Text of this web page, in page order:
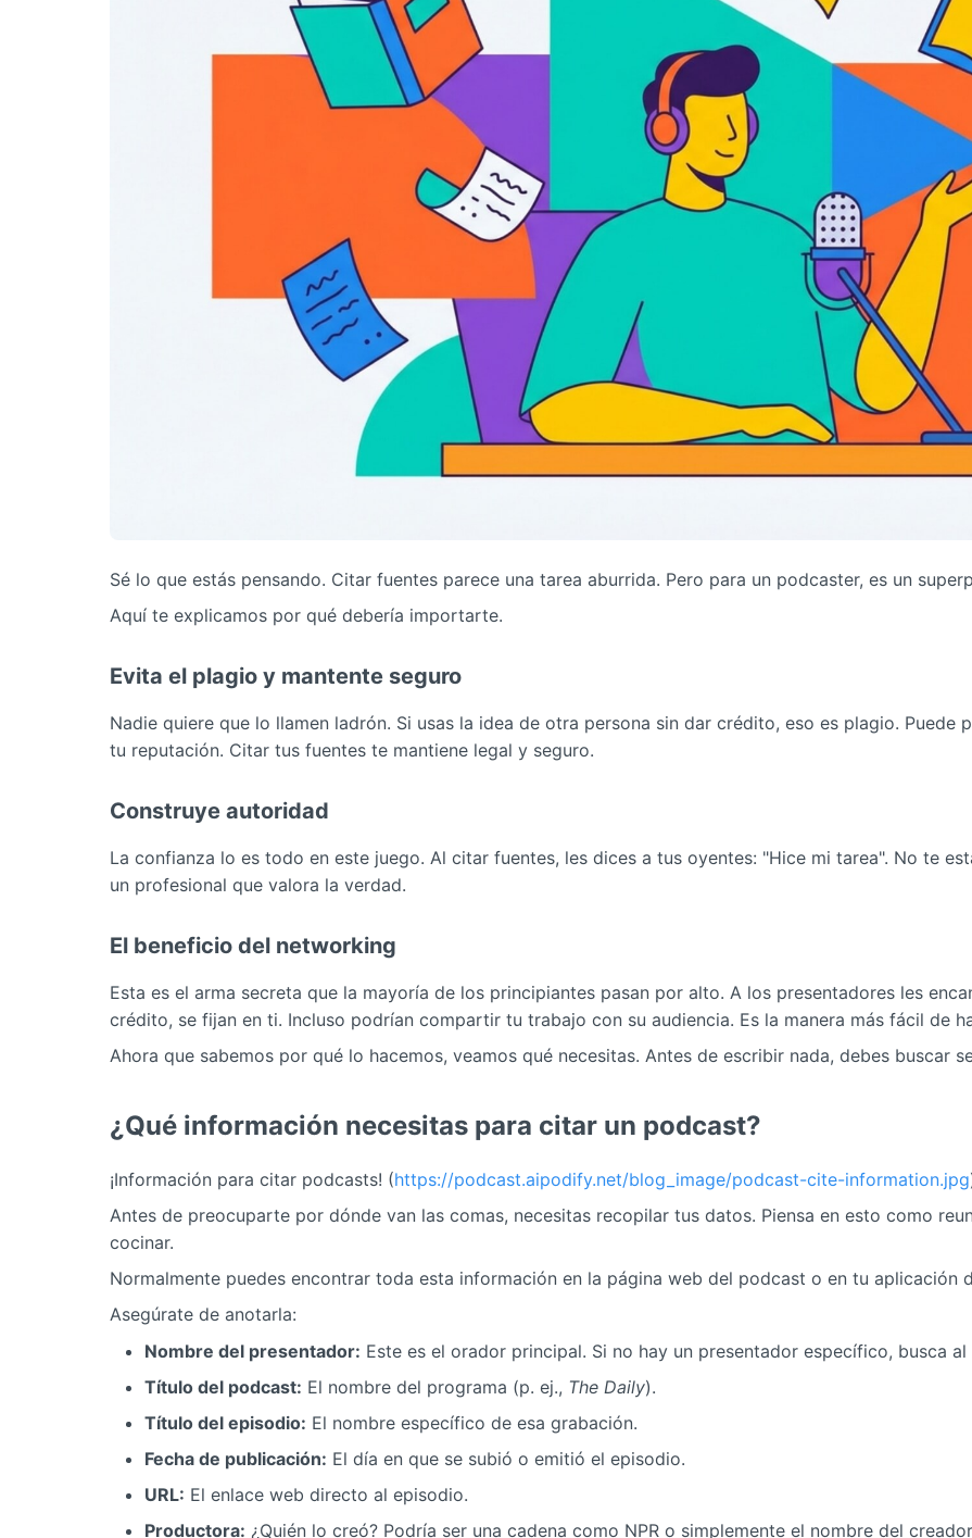
Sé lo que estás pensando. Citar fuentes parece una tarea aburrida. Pero para un podcaster, es un
Aquí te explicamos por qué debería importarte.
Evita el plagio y mantente seguro
Nadie quiere que lo llamen ladrón. Si usas la idea de otra persona sin dar crédito, eso es plagio.
tu reputación. Citar tus fuentes te mantiene legal y seguro.
Construye autoridad
La confianza lo es todo en este juego. Al citar fuentes, les dices a tus oyentes: "Hice mi tarea". No te
un profesional que valora la verdad.
El beneficio del networking
Esta es el arma secreta que la mayoría de los principiantes pasan por alto. A los presentadores les
crédito, se fijan en ti. Incluso podrían compartir tu trabajo con su audiencia. Es la manera más fácil de
Ahora que sabemos por qué lo hacemos, veamos qué necesitas. Antes de escribir nada, debes buscar
¿Qué información necesitas para citar un podcast?
¡Información para citar podcasts! (https://podcast.aipodify.net/blog_image/podcast-cite-information.jpg
Antes de preocuparte por dónde van las comas, necesitas recopilar tus datos. Piensa en esto como
cocinar.
Normalmente puedes encontrar toda esta información en la página web del podcast o en tu aplicación
Asegúrate de anotarla:
Nombre del presentador: Este es el orador principal. Si no hay un presentador específico, busca
Título del podcast: El nombre del programa (p. ej., The Daily).
Título del episodio: El nombre específico de esa grabación.
Fecha de publicación: El día en que se subió o emitió el episodio.
URL: El enlace web directo al episodio.
Productora: ¿Quién lo creó? Podría ser una cadena como NPR o simplemente el nombre del